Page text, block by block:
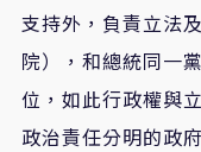
支持外，負責立法
院），和總統同一
位，如此行政權與
政治責任分明的政